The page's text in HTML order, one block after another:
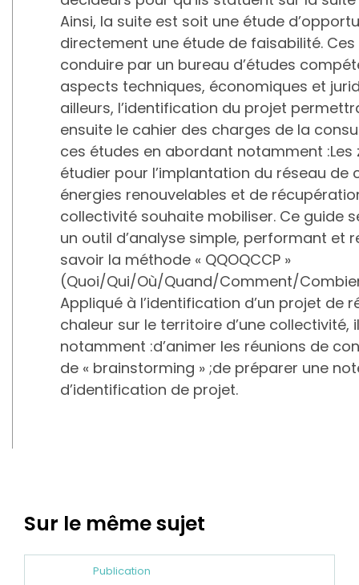
Ainsi, la suite est soit une étude
directement une étude de faisabilité.
conduire par un bureau d’études
aspects techniques, économiques et
ailleurs, l’identification du projet
ensuite le cahier des charges de la
ces études en abordant notamment :Les
étudier pour l’implantation du réseau de
énergies renouvelables et de
collectivité souhaite mobiliser. Ce guide
un outil d’analyse simple, performant et
savoir la méthode « QQOQCCP »
(Quoi/Qui/Où/Quand/Comment/
Appliqué à l’identification d’un projet de
chaleur sur le territoire d’une collectivité,
notamment :d’animer les réunions de
de « brainstorming » ;de préparer une
d’identification de projet.
Sur le même sujet
Publication